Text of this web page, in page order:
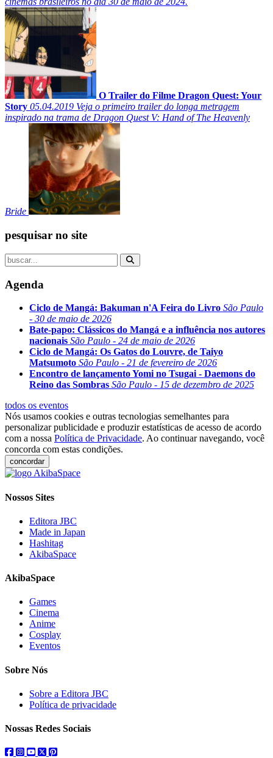
O Trailer do Filme Dragon Quest: Your
Story 05.04.2019 Veja o primeiro trailer do longa metragem
inspirado na trama de Dragon Quest V: Hand of The Heavenly
Bride
pesquisar no site
Agenda
Ciclo de Mangá: Bakuman n'A Feira do Livro São Paulo
- 30 de maio de 2026
Bate-papo: Clássicos do Mangá e a influência nos autores
nacionais São Paulo - 24 de maio de 2026
Ciclo de Mangá: Os Gatos do Louvre, de Taiyo
Matsumoto São Paulo - 21 de fevereiro de 2026
Encontro de lançamento Yomi no Tsugai - Daemons do
Reino das Sombras São Paulo - 15 de dezembro de 2025
todos os eventos
Nós usamos cookies e outras tecnologias semelhantes para
personalizar publicidade e produzir estatísticas de acesso de acordo
com a nossa Política de Privacidade. Ao continuar navegando, você
concorda com estas condições.
concordar
Nossos Sites
Editora JBC
Made in Japan
Hashitag
AkibaSpace
AkibaSpace
Games
Cinema
Anime
Cosplay
Eventos
Sobre Nós
Sobre a Editora JBC
Política de privacidade
Nossas Redes Sociais
facebook
instagram
youtube
twitter